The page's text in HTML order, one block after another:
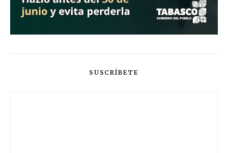
SUSCRÍBETE